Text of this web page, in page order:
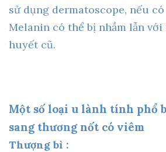
sử dụng dermatoscope, nếu
Melanin có thể bị nhầm lẫn
huyết cũ.
Một số loại u lành tính phổ
sang thương nốt có viêm
Thượng bì :